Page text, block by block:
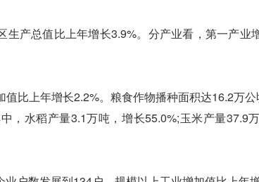
产总值比上年增长3.9%。分产业看，第一产业
上年增长2.2%。粮食作物播种面积达16.2万公
，水稻产量3.1万吨，增长55.0%;玉米产量37.9